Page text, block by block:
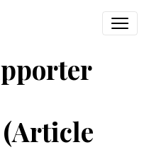
(Article